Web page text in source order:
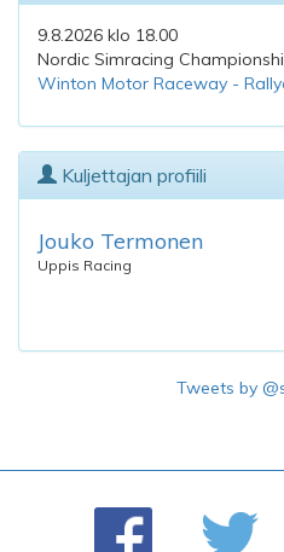
9.8.2026 klo 18.00
Nordic Simracing
Winton Motor Raceway -
Kuljettajan profiili
Jouko Termonen
Uppis Racing
Tweets by